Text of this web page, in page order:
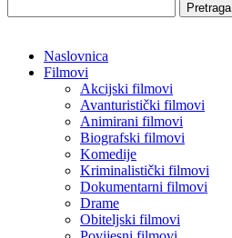
Pretraga
Naslovnica
Filmovi
Akcijski filmovi
Avanturistički filmovi
Animirani filmovi
Biografski filmovi
Komedije
Kriminalistički filmovi
Dokumentarni filmovi
Drame
Obiteljski filmovi